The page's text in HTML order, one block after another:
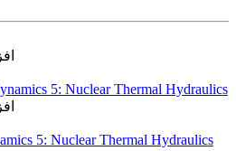
5: Nuclear Thermal Hydraulics